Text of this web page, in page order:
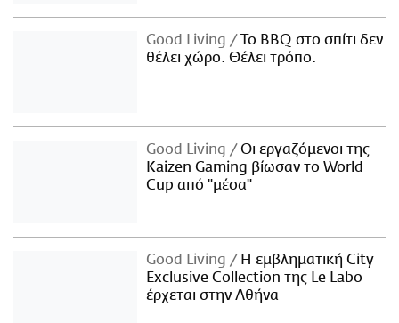
Good Living
Το BBQ στο σπίτι δεν
θέλει χώρο. Θέλει τρόπο.
Good Living
Οι εργαζόμενοι της
Kaizen Gaming βίωσαν το World
Cup από "μέσα"
Good Living
Η εμβληματική City
Exclusive Collection της Le Labo
έρχεται στην Αθήνα